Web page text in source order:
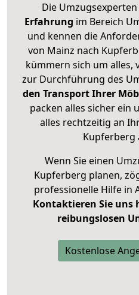
Die
Erfahrung im Bereich
und kennen die
von Mainz nach
kümmern sich um alles,
zur Durchführung des
den Transport Ihrer
packen alles sicher ein
alles rechtzeitig an
Kupferberg
Wenn Sie einen
Kupferberg planen,
professionelle Hilfe in
Kontaktieren Sie uns
reibungslosen
Kostenlose